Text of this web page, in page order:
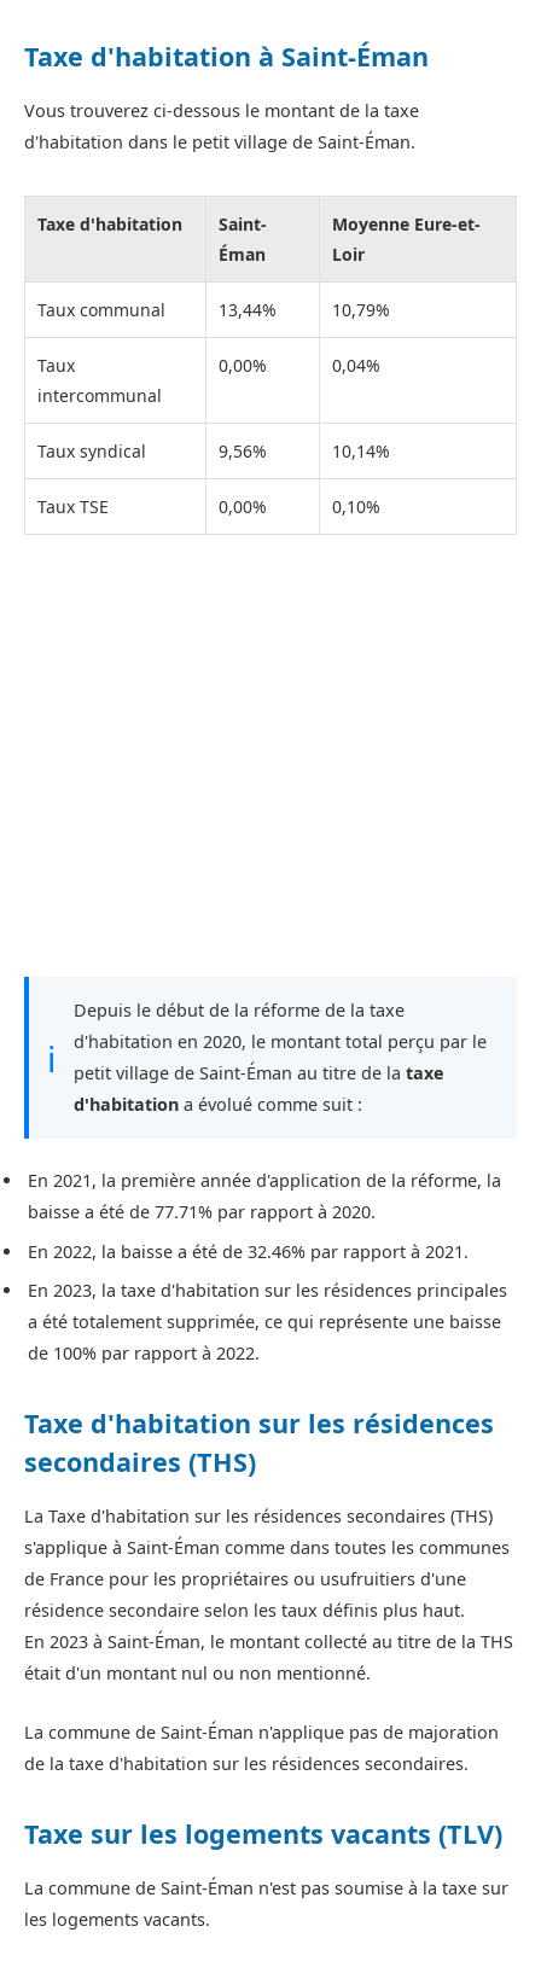
Taxe d'habitation à Saint-Éman
Vous trouverez ci-dessous le montant de la taxe
d'habitation dans le petit village de Saint-Éman.
Taxe d'habitation
Saint-
Éman
Moyenne Eure-et-
Loir
Taux communal 13,44% 10,79%
Taux
intercommunal
0,00% 0,04%
Taux syndical 9,56% 10,14%
Taux TSE 0,00% 0,10%
ℹ
Depuis le début de la réforme de la taxe
d'habitation en 2020, le montant total perçu par le
petit village de Saint-Éman au titre de la taxe
d'habitation a évolué comme suit :
En 2021, la première année d'application de la réforme, la
baisse a été de 77.71% par rapport à 2020.
En 2022, la baisse a été de 32.46% par rapport à 2021.
En 2023, la taxe d'habitation sur les résidences principales
a été totalement supprimée, ce qui représente une baisse
de 100% par rapport à 2022.
Taxe d'habitation sur les résidences
secondaires (THS)
La Taxe d'habitation sur les résidences secondaires (THS)
s'applique à Saint-Éman comme dans toutes les communes
de France pour les propriétaires ou usufruitiers d'une
résidence secondaire selon les taux définis plus haut.
En 2023 à Saint-Éman, le montant collecté au titre de la THS
était d'un montant nul ou non mentionné.
La commune de Saint-Éman n'applique pas de majoration
de la taxe d'habitation sur les résidences secondaires.
Taxe sur les logements vacants (TLV)
La commune de Saint-Éman n'est pas soumise à la taxe sur
les logements vacants.